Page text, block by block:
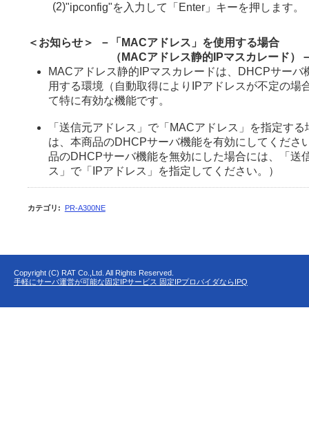
(2)"ipconfig"を入力して「Enter」キーを押します。
＜お知らせ＞ －
「MACアドレス」を使用する場合
（MACアドレス静的IPマスカレード）
MACアドレス静的IPマスカレードは、DHCPサーバ
用する環境（自動取得によりIPアドレスが不定の場
て特に有効な機能です。
「送信元アドレス」で「MACアドレス」を指定する
は、本商品のDHCPサーバ機能を有効にしてくださ
品のDHCPサーバ機能を無効にした場合には、「送
ス」で「IPアドレス」を指定してください。）
カテゴリ : PR-A300NE
Copyright (C) RAT Co.,Ltd. All Rights Reserved.
手軽にサーバ運営が可能な固定IPサービス 固定IPプロバイダならIPQ